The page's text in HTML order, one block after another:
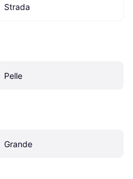
Strada
Pelle
Grande